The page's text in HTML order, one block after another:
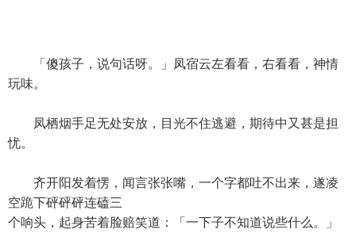
「傻孩子，说句话呀。」凤宿云左看看，右看看，神情
玩味。
凤栖烟手足无处安放，目光不住逃避，期待中又甚是担
忧。
齐开阳发着愣，闻言张张嘴，一个字都吐不出来，遂凌
空跪下砰砰砰连磕三
个响头，起身苦着脸赔笑道：「一下子不知道说些什么。」